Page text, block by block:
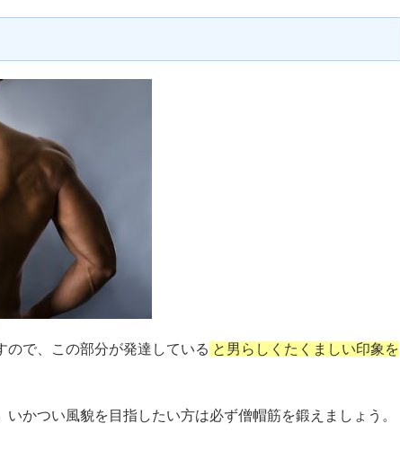
で、この部分が発達している と男らしくたくましい印象を
かつい風貌を目指したい方は必ず僧帽筋を鍛えましょう。